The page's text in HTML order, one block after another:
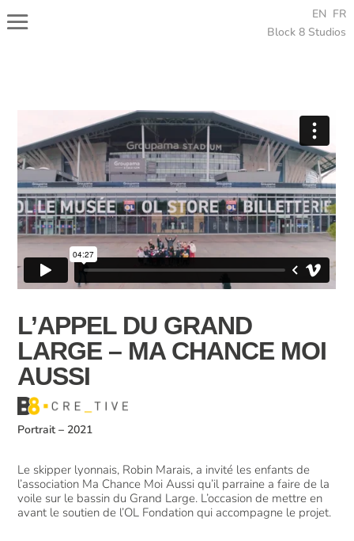
EN FR
Block 8 Studios
L’APPEL DU GRAND
LARGE – MA CHANCE MOI
AUSSI
Portrait– 2021
Le skipper lyonnais, Robin Marais, a invité les enfants de
l’association Ma Chance Moi Aussi qu’il parraine a faire de la
voile sur le bassin du Grand Large. L’occasion de mettre en
avant le soutien de l’OL Fondation qui accompagne le projet.